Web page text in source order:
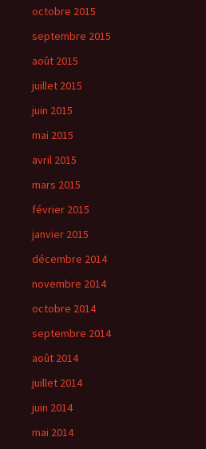
octobre 2015
septembre 2015
août 2015
juillet 2015
juin 2015
mai 2015
avril 2015
mars 2015
février 2015
janvier 2015
décembre 2014
novembre 2014
octobre 2014
septembre 2014
août 2014
juillet 2014
juin 2014
mai 2014